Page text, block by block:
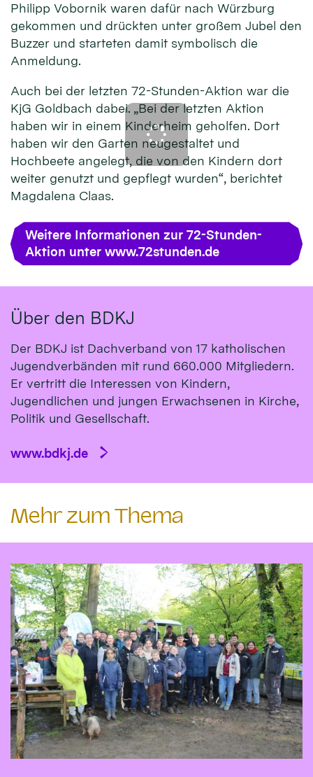
Philipp Vobornik waren dafür nach Würzburg
gekommen und drückten unter großem Jubel den
Buzzer und starteten damit symbolisch die
Anmeldung.
Auch bei der letzten 72-Stunden-Aktion war die
KjG Goldbach dabei. „Bei der letzten Aktion
haben wir in einem Kinderheim geholfen. Dort
haben wir den Garten neugestaltet und
Hochbeete angelegt, die von den Kindern dort
weiter genutzt und gepflegt wurden“, berichtet
Magdalena Claas.
Weitere Informationen zur 72-Stunden-
Aktion unter www.72stunden.de
Über den BDKJ
Der BDKJ ist Dachverband von 17 katholischen
Jugendverbänden mit rund 660.000 Mitgliedern.
Er vertritt die Interessen von Kindern,
Jugendlichen und jungen Erwachsenen in Kirche,
Politik und Gesellschaft.
www.bdkj.de
Mehr zum Thema